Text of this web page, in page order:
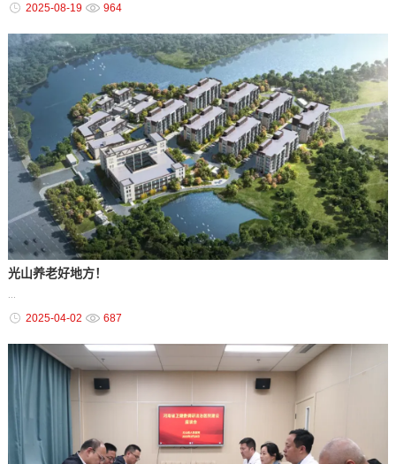
2025-08-19 964
光山养老好地方！
...
2025-04-02 687